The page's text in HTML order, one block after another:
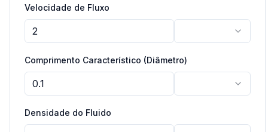
Velocidade de Fluxo
Comprimento Característico (Diâmetro)
Densidade do Fluido